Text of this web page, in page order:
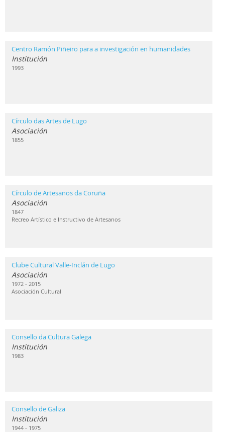
Centro Ramón Piñeiro para a investigación en humanidades
Institución
1993
Círculo das Artes de Lugo
Asociación
1855
Círculo de Artesanos da Coruña
Asociación
1847
Recreo Artístico e Instructivo de Artesanos
Clube Cultural Valle-Inclán de Lugo
Asociación
1972 - 2015
Asociación Cultural
Consello da Cultura Galega
Institución
1983
Consello de Galiza
Institución
1944 - 1975